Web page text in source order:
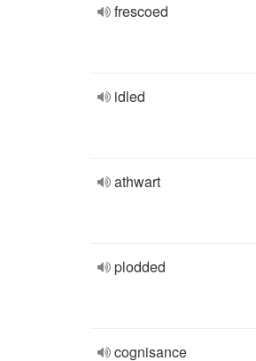
frescoed
idled
athwart
plodded
cognisance